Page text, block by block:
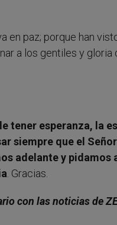
en paz; porque han
a los gentiles y gloria
tener esperanza, la
siempre que el
adelante y pidamos
. Gracias.
con las noticias de